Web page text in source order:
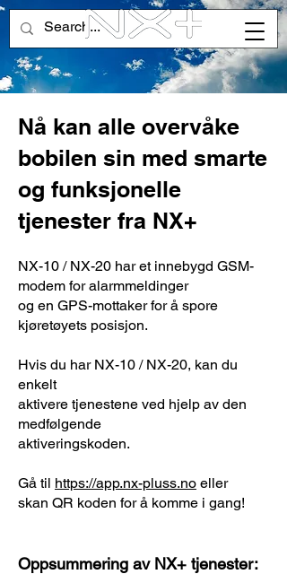
Nå kan alle overvåke
bobilen sin med smarte
og funksjonelle
tjenester fra NX+
NX-10 / NX-20 har et innebygd GSM-
modem for alarmmeldinger
og en GPS-mottaker for å spore
kjøretøyets posisjon.
Hvis du har NX-10 / NX-20, kan du
enkelt
aktivere tjenestene ved hjelp av den
medfølgende
aktiveringskoden.
Gå til https://app.nx-pluss.no eller
skan QR koden for å komme i gang!
Oppsummering av NX+ tjenester: